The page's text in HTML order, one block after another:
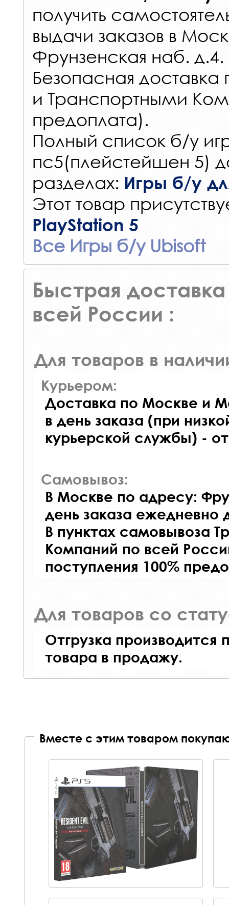
получить
выдачи заказов в
Фрунзенская наб. д.4.
Безопасная
и Транспортными
предоплата).
Полный список б/у
пс5(плейстейшен 5)
разделах: Игры б/у
Этот товар
PlayStation 5
Все Игры б/у Ubisoft
Быстрая доставка
всей России :
Для товаров в
Курьером:
Доставка по Москве и
в день заказа (при
курьерской службы) -
Самовывоз:
В Москве по адресу:
день заказа ежедневно
В пунктах самовывоза
Компаний по всей
поступления 100%
Для товаров со
Отгрузка производится
товара в продажу.
Вместе с этим товаром